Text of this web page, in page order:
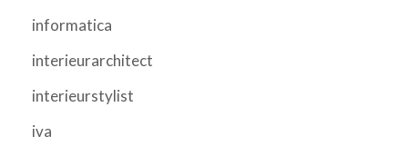
informatica
interieurarchitect
interieurstylist
iva